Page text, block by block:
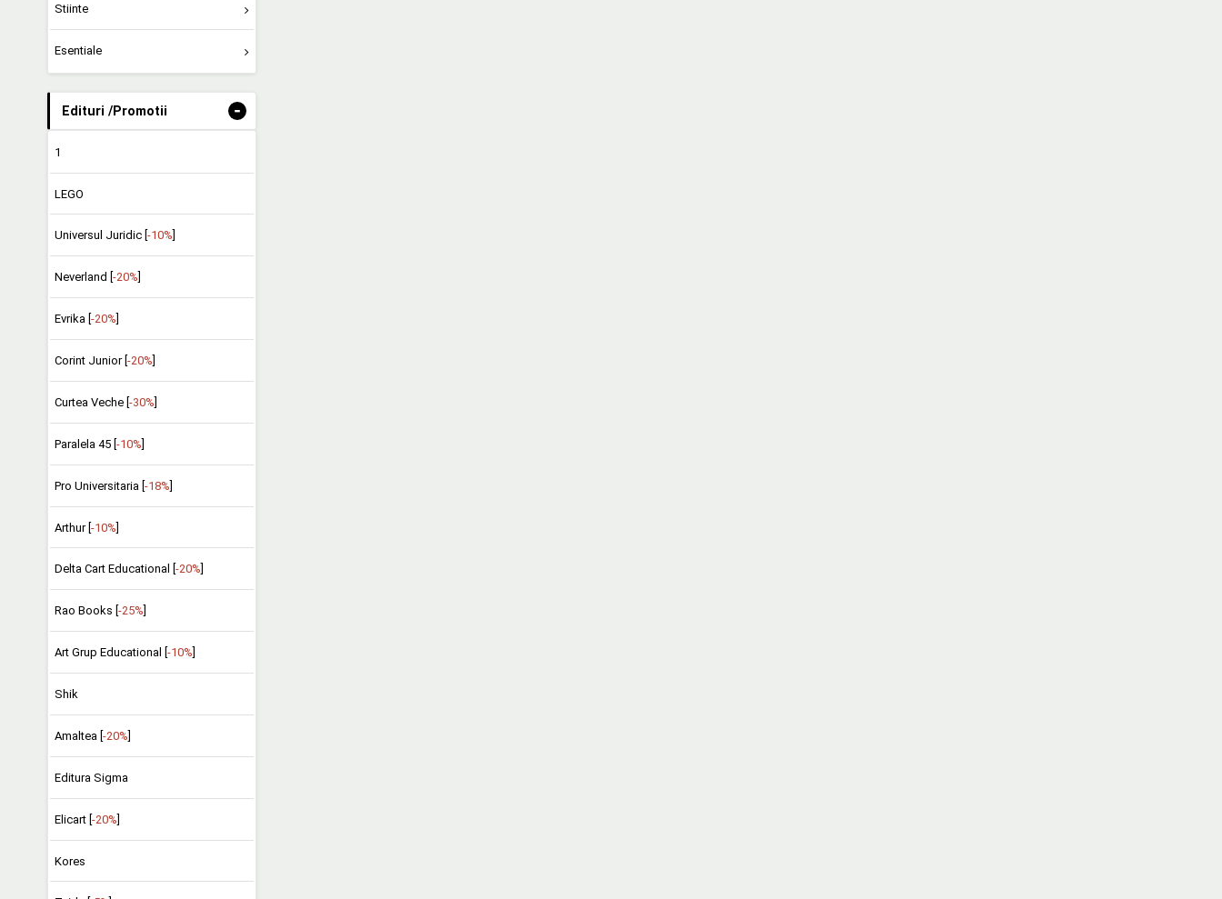
Stiinte
Esentiale
Edituri /Promotii -
1
LEGO
Universul Juridic [ -10%
Neverland [ -20%
Evrika [ -20%
Corint Junior [ -20%
Curtea Veche [ -30%
Paralela 45 [ -10%
Pro Universitaria [-18%]
Arthur [-10%]
Delta Cart Educational [ -20%
Rao Books [ -25%
Art Grup Educational [ -10%
Shik
Amaltea [ -20%
Editura Sigma
Elicart [-20%]
Kores